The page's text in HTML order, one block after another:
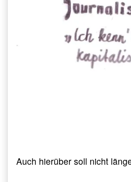
Auch hierüber soll nicht